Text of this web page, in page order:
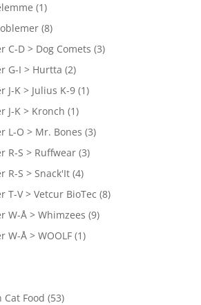
(1)
(8)
D > Dog Comets (3)
G-I > Hurtta (2)
K > Julius K-9 (1)
K > Kronch (1)
O > Mr. Bones (3)
S > Ruffwear (3)
S > Snack'It (4)
V > Vetcur BioTec (8)
Å > Whimzees (9)
Å > WOOLF (1)
Food (53)